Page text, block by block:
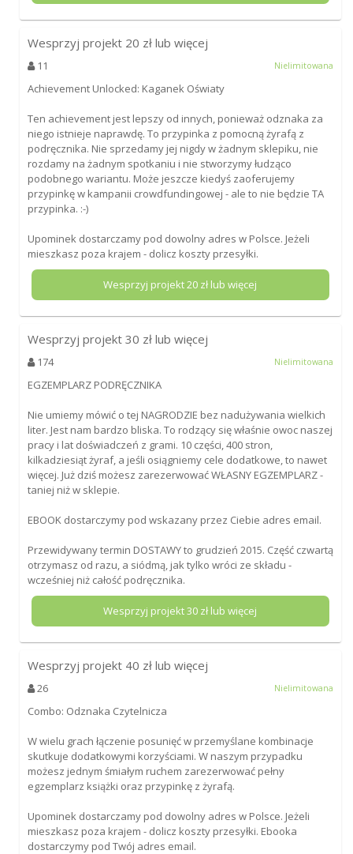
Wesprzyj projekt 20 zł lub więcej
11 Nielimitowana
Achievement Unlocked: Kaganek Oświaty
Ten achievement jest lepszy od innych, ponieważ odznaka za
niego istnieje naprawdę. To przypinka z pomocną żyrafą z
podręcznika. Nie sprzedamy jej nigdy w żadnym sklepiku, nie
rozdamy na żadnym spotkaniu i nie stworzymy łudząco
podobnego wariantu. Może jeszcze kiedyś zaoferujemy
przypinkę w kampanii crowdfundingowej - ale to nie będzie TA
przypinka. :-)
Upominek dostarczamy pod dowolny adres w Polsce. Jeżeli
mieszkasz poza krajem - dolicz koszty przesyłki.
Wesprzyj projekt20 zł lub więcej
Wesprzyj projekt 30 zł lub więcej
174 Nielimitowana
EGZEMPLARZ PODRĘCZNIKA
Nie umiemy mówić o tej NAGRODZIE bez nadużywania wielkich
liter. Jest nam bardzo bliska. To rodzący się właśnie owoc naszej
pracy i lat doświadczeń z grami. 10 części, 400 stron,
kilkadziesiąt żyraf, a jeśli osiągniemy cele dodatkowe, to nawet
więcej. Już dziś możesz zarezerwować WŁASNY EGZEMPLARZ -
taniej niż w sklepie.
EBOOK dostarczymy pod wskazany przez Ciebie adres email.
Przewidywany termin DOSTAWY to grudzień 2015. Część czwartą
otrzymasz od razu, a siódmą, jak tylko wróci ze składu -
wcześniej niż całość podręcznika.
Wesprzyj projekt30 zł lub więcej
Wesprzyj projekt 40 zł lub więcej
26 Nielimitowana
Combo: Odznaka Czytelnicza
W wielu grach łączenie posunięć w przemyślane kombinacje
skutkuje dodatkowymi korzyściami. W naszym przypadku
możesz jednym śmiałym ruchem zarezerwować pełny
egzemplarz książki oraz przypinkę z żyrafą.
Upominek dostarczamy pod dowolny adres w Polsce. Jeżeli
mieszkasz poza krajem - dolicz koszty przesyłki. Ebooka
dostarczymy pod Twój adres email.